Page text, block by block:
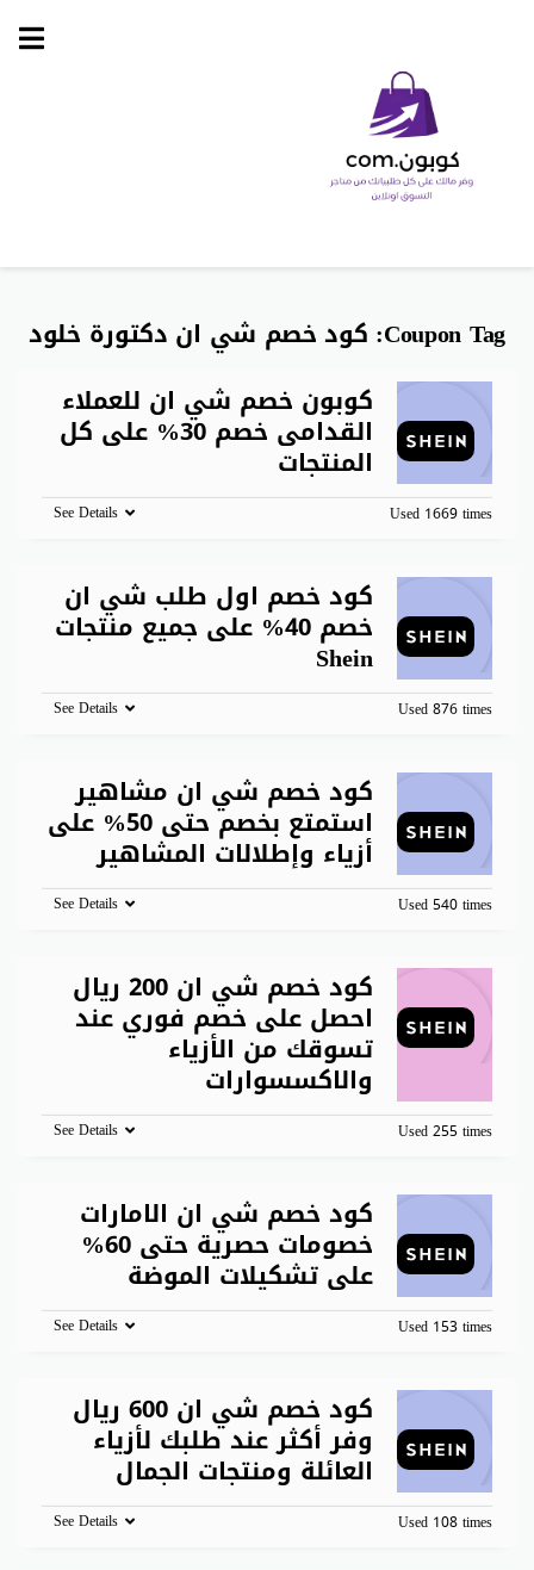
Skip
Coupon Tag: كود خصم شي ان دكتورة خلود
كوبون خصم شي ان للعملاء
القدامى خصم 30% على كل
المنتجات
Used 1669 times
See Details
كود خصم اول طلب شي ان
خصم 40% على جميع منتجات
Shein
Used 876 times
See Details
كود خصم شي ان مشاهير
استمتع بخصم حتى 50% على
أزياء وإطلالات المشاهير
Used 540 times
See Details
كود خصم شي ان 200 ريال
احصل على خصم فوري عند
تسوقك من الأزياء
والاكسسوارات
Used 255 times
See Details
كود خصم شي ان الامارات
خصومات حصرية حتى 60%
على تشكيلات الموضة
Used 153 times
See Details
كود خصم شي ان 600 ريال
وفر أكثر عند طلبك لأزياء
العائلة ومنتجات الجمال
Used 108 times
See Details